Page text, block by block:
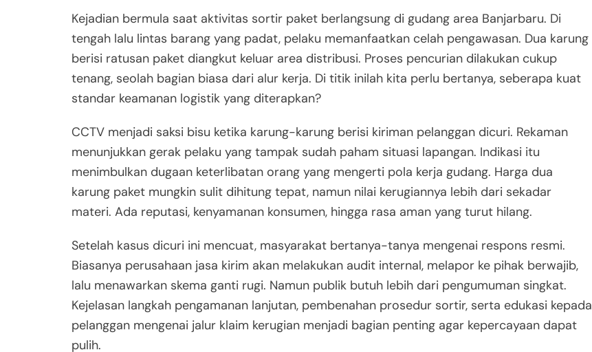
Kejadian bermula saat aktivitas sortir paket berlangsung di gudang area Banjarbaru. Di
tengah lalu lintas barang yang padat, pelaku memanfaatkan celah pengawasan. Dua karung
berisi ratusan paket diangkut keluar area distribusi. Proses pencurian dilakukan cukup
tenang, seolah bagian biasa dari alur kerja. Di titik inilah kita perlu bertanya, seberapa kuat
standar keamanan logistik yang diterapkan?
CCTV menjadi saksi bisu ketika karung-karung berisi kiriman pelanggan dicuri. Rekaman
menunjukkan gerak pelaku yang tampak sudah paham situasi lapangan. Indikasi itu
menimbulkan dugaan keterlibatan orang yang mengerti pola kerja gudang. Harga dua
karung paket mungkin sulit dihitung tepat, namun nilai kerugiannya lebih dari sekadar
materi. Ada reputasi, kenyamanan konsumen, hingga rasa aman yang turut hilang.
Setelah kasus dicuri ini mencuat, masyarakat bertanya-tanya mengenai respons resmi.
Biasanya perusahaan jasa kirim akan melakukan audit internal, melapor ke pihak berwajib,
lalu menawarkan skema ganti rugi. Namun publik butuh lebih dari pengumuman singkat.
Kejelasan langkah pengamanan lanjutan, pembenahan prosedur sortir, serta edukasi kepada
pelanggan mengenai jalur klaim kerugian menjadi bagian penting agar kepercayaan dapat
pulih.